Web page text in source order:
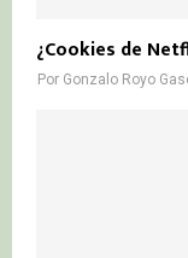
¿Cookies de
Por Gonzalo Royo